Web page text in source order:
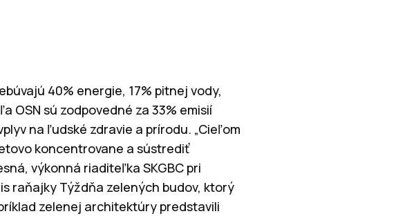
40% energie, 17% pitnej vody,
OSN sú zodpovedné za 33% emisií
na ľudské zdravie a prírodu. „Cieľom
koncentrovane a sústrediť
výkonná riaditeľka SKGBC pri
raňajky Týždňa zelených budov, ktorý
zelenej architektúry predstavili